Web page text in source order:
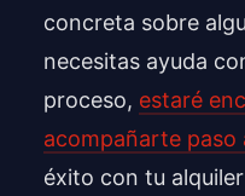
concreta sobre
necesitas ayuda
proceso, estaré
acompañarte paso
éxito con tu